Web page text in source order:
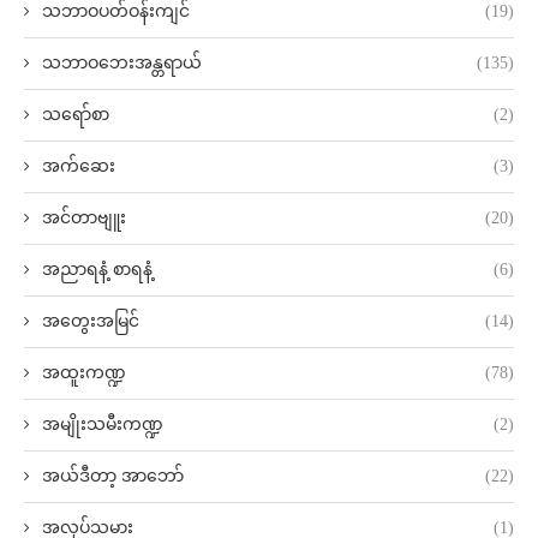
သဘာဝပတ်ဝန်းကျင် (19)
သဘာဝဘေးအန္တရာယ် (135)
သရော်စာ (2)
အက်ဆေး (3)
အင်တာဗျူး (20)
အညာရနံ့ စာရနံ့ (6)
အတွေးအမြင် (14)
အထူးကဏ္ဍ (78)
အမျိုးသမီးကဏ္ဍ (2)
အယ်ဒီတာ့ အာဘော် (22)
အလုပ်သမား (1)